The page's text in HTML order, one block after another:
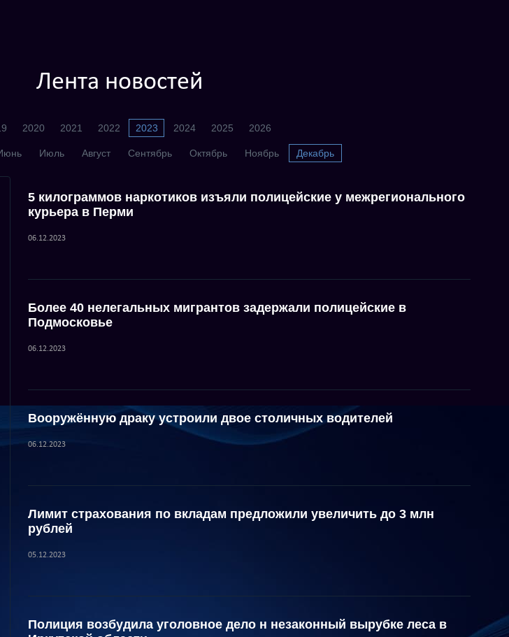
Лента новостей
2020 2021 2022 2023 2024 2025 2026
Июль Август Сентябрь Октябрь Ноябрь Декабрь
5 килограммов наркотиков изъяли полицейские у межрегионального
курьера в Перми
06.12.2023
Более 40 нелегальных мигрантов задержали полицейские в
Подмосковье
06.12.2023
Вооружённую драку устроили двое столичных водителей
06.12.2023
Лимит страхования по вкладам предложили увеличить до 3 млн
рублей
05.12.2023
Полиция возбудила уголовное дело н незаконный вырубке леса в